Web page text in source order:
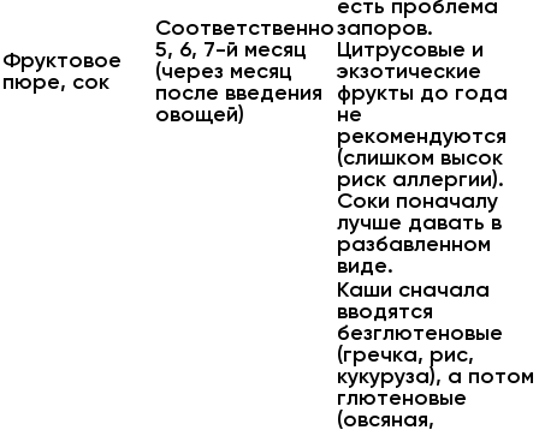
Фруктовое
пюре, сок
Соответственно
5, 6, 7-й месяц
(через месяц
после введения
овощей)
есть проблема
запоров.
Цитрусовые и
экзотические
фрукты до года
не
рекомендуются
(слишком высок
риск аллергии).
Соки поначалу
лучше давать в
разбавленном
виде.
Каши сначала
вводятся
безглютеновые
(гречка, рис,
кукуруза), а потом
глютеновые
(овсяная,